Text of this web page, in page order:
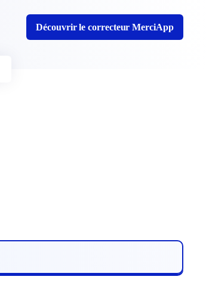
Découvrir le correcteur MerciApp